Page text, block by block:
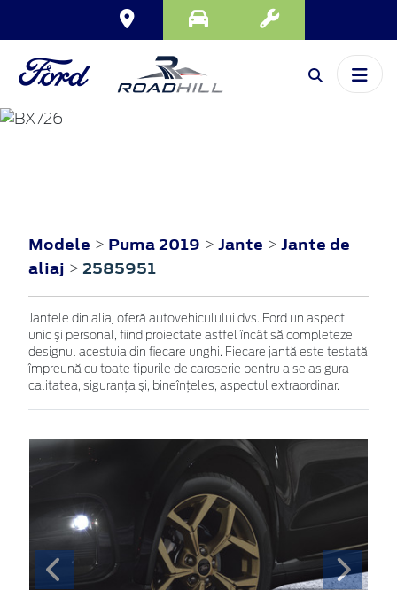
PUMA
Modele > Puma 2019 > Jante > Jante de
aliaj > 2585951
Jantele din aliaj oferă autovehiculului dvs. Ford un aspect
unic şi personal, fiind proiectate astfel încât să completeze
designul acestuia din fiecare unghi. Fiecare jantă este testată
împreună cu toate tipurile de caroserie pentru a se asigura
calitatea, siguranţa şi, bineînţeles, aspectul extraordinar.